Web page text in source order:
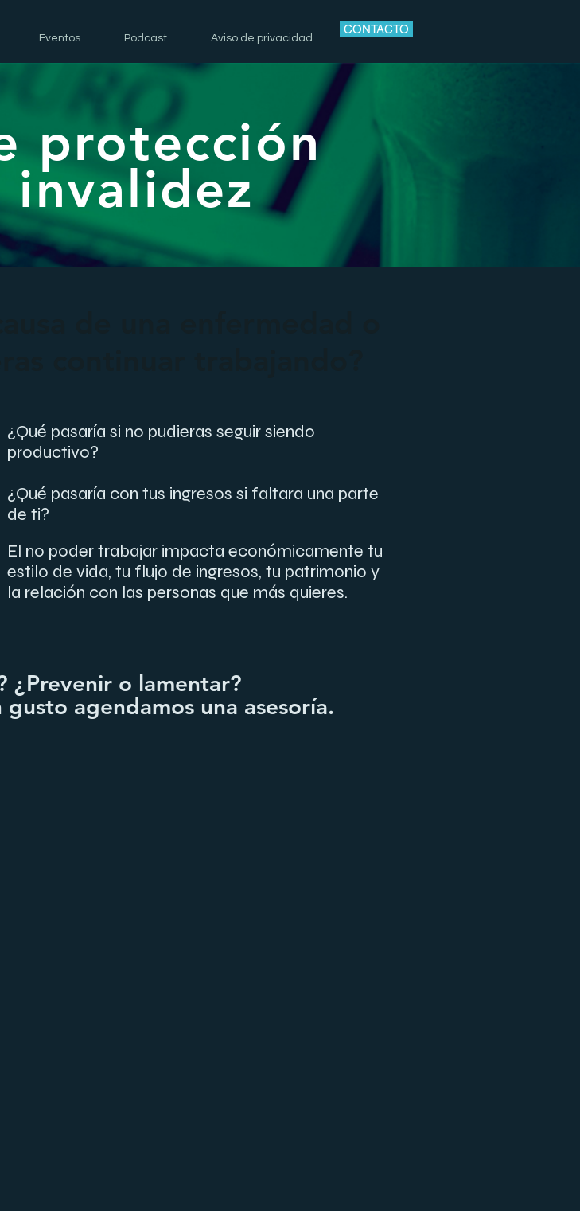
Eventos Podcast Aviso de privacidad
CONTACTO
protección
invalidez
¿Qué pasaría si no pudieras seguir siendo
productivo?
¿Qué pasaría con tus ingresos si faltara una parte
de ti?
El no poder trabajar impacta económicamente tu
estilo de vida, tu flujo de ingresos, tu patrimonio y
la relación con las personas que más quieres.
¿Prevenir o lamentar?
gusto agendamos una asesoría.